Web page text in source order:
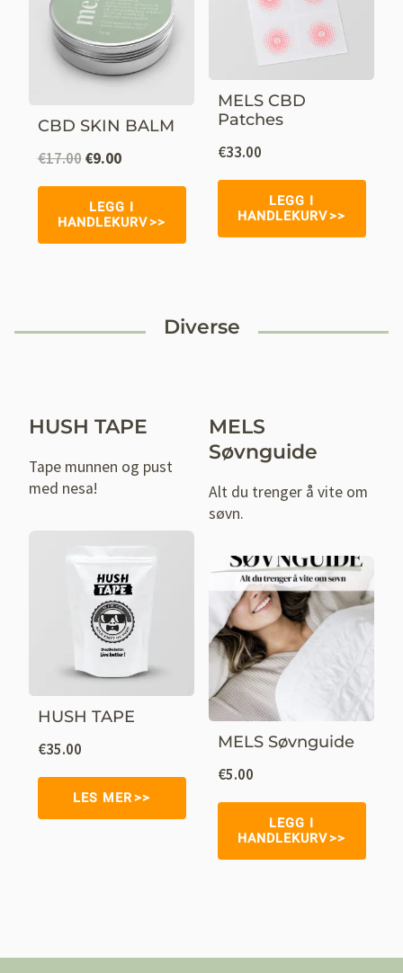
CBD SKIN BALM
€17.00 Opprinnelig
pris
var:
€17.00.
€9.00Nåværende
pris
er:
€9.00.
LEGG I
HANDLEKURV
MELS CBD
Patches
€33.00
LEGG I
HANDLEKURV
Diverse
HUSH TAPE
Tape munnen og pust
med nesa!
HUSH TAPE
€35.00
LES MER
MELS
Søvnguide
Alt du trenger å vite om
søvn.
MELS Søvnguide
€5.00
LEGG I
HANDLEKURV